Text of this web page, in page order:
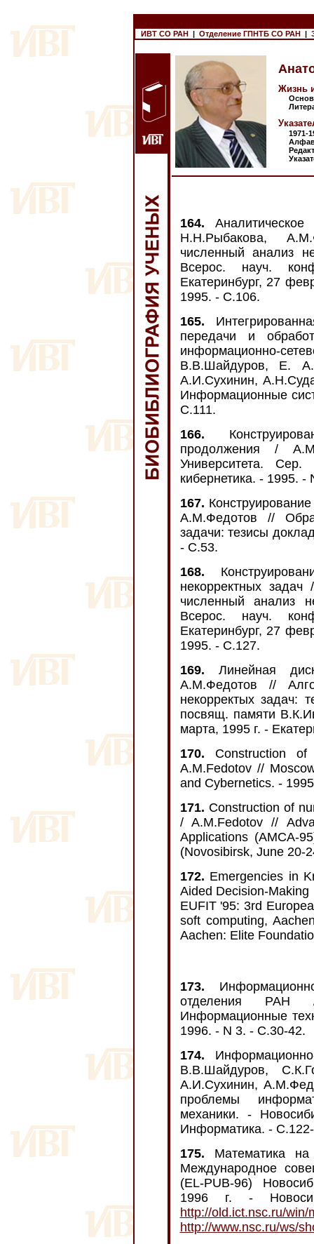
ИВТ СО РАН| Отделение ГПНТБ СО РАН|
Жизнь
1971-
164.
Н.Н.Рыбакова,
численный анализ
Всерос. науч.
Екатеринбург, 27
1995. - С.106.
165.
передачи и
информационно-
В.В.Шайдуров, Е.
А.И.Сухинин,
Информационные
С.111.
166.
продолжения /
Университета.
кибернетика. - 1995. -
167.
А.М.Федотов //
задачи: тезисы
- С.53.
168.
некорректных
численный анализ
Всерос. науч.
Екатеринбург, 27
1995. - С.127.
169. Линейная
А.М.Федотов //
некорректых задач:
посвящ. памяти
марта, 1995 г. -
170. Construction
A.M.Fedotov //
and Cybernetics. -
171. Construction of
/ A.M.Fedotov //
Applications (AMCA-
(Novosibirsk, June 20-
172. Emergencies in
Aided Decision-
EUFIT '95: 3rd
soft computing,
Aachen: Elite
173.
отделения
Информационные
1996. - N 3. - С.30-42.
174.
В.В.Шайдуров,
А.И.Сухинин,
проблемы
механики. -
Информатика. -
175. Математика
Международное
(EL-PUB-96)
1996 г. -
http://old.ict.nsc.ru/win/
http://www.nsc.ru/ws/